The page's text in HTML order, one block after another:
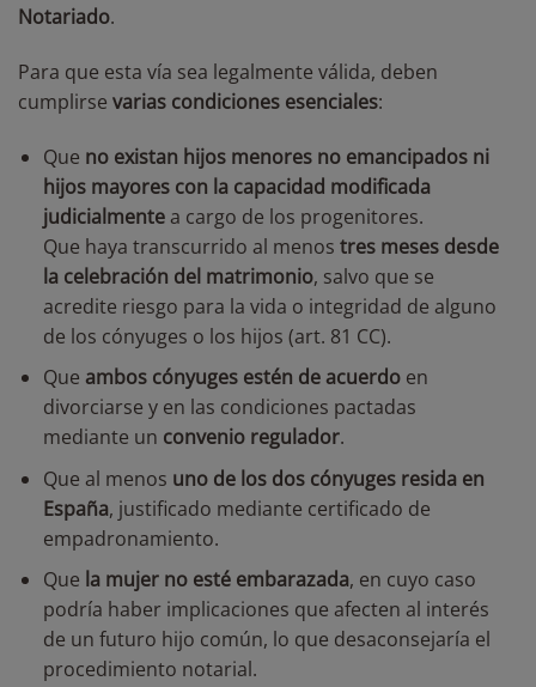
Notariado.
Para que esta vía sea legalmente válida, deben
cumplirse varias condiciones esenciales:
Que no existan hijos menores no emancipados ni
hijos mayores con la capacidad modificada
judicialmentea cargo de los progenitores.
Que haya transcurrido al menos tres meses desde
la celebración del matrimonio, salvo que se
acredite riesgo para la vida o integridad de alguno
de los cónyuges o los hijos (art. 81 CC).
Que ambos cónyuges estén de acuerdoen
divorciarse y en las condiciones pactadas
mediante un convenio regulador.
Que al menos uno de los dos cónyuges resida en
España, justificado mediante certificado de
empadronamiento.
Que la mujer no esté embarazada, en cuyo caso
podría haber implicaciones que afecten al interés
de un futuro hijo común, lo que desaconsejaría el
procedimiento notarial.